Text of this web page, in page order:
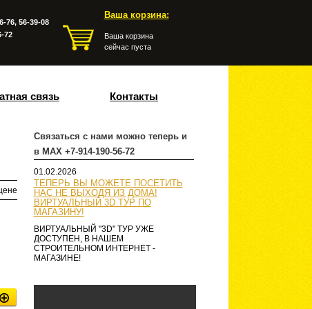
Ваша корзина:
Ваша корзина
сейчас пуста
76, 56-39-08
72
связь Контакты
Связаться с нами можно теперь и
в MAX +7-914-190-56-72
01.02.2026
ТЕПЕРЬ ВЫ МОЖЕТЕ ПОСЕТИТЬ
НАС НЕ ВЫХОДЯ ИЗ ДОМА!
ВИРТУАЛЬНЫЙ 3D ТУР ПО
МАГАЗИНУ!
ВИРТУАЛЬНЫЙ "3D" ТУР УЖЕ
ДОСТУПЕН, В НАШЕМ
СТРОИТЕЛЬНОМ ИНТЕРНЕТ -
МАГАЗИНЕ!